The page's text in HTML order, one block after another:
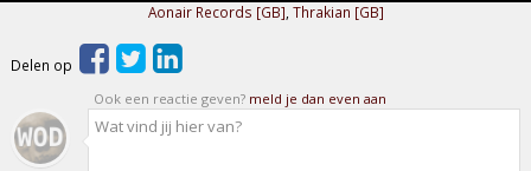
Aonair Records [GB] Thrakian [GB]
Delen op
Ook een reactie geven? meld je dan even aan